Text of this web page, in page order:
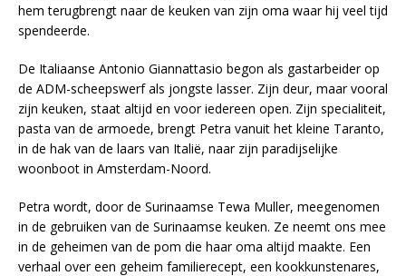
hem terugbrengt naar de keuken van zijn oma waar hij veel tijd
spendeerde.
De Italiaanse Antonio Giannattasio begon als gastarbeider op
de ADM-scheepswerf als jongste lasser. Zijn deur, maar vooral
zijn keuken, staat altijd en voor iedereen open. Zijn specialiteit,
pasta van de armoede, brengt Petra vanuit het kleine Taranto,
in de hak van de laars van Italië, naar zijn paradijselijke
woonboot in Amsterdam-Noord.
Petra wordt, door de Surinaamse Tewa Muller, meegenomen
in de gebruiken van de Surinaamse keuken. Ze neemt ons mee
in de geheimen van de pom die haar oma altijd maakte. Een
verhaal over een geheim familierecept, een kookkunstenares,